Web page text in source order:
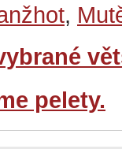
,
pelety.